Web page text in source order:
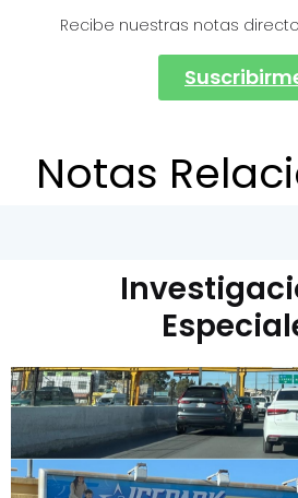
Recibe nuestras notas
Notas